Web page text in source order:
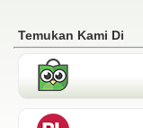
Temukan Kami Di